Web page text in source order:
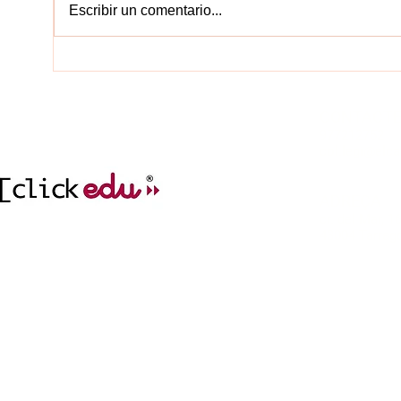
Escribir un comentario...